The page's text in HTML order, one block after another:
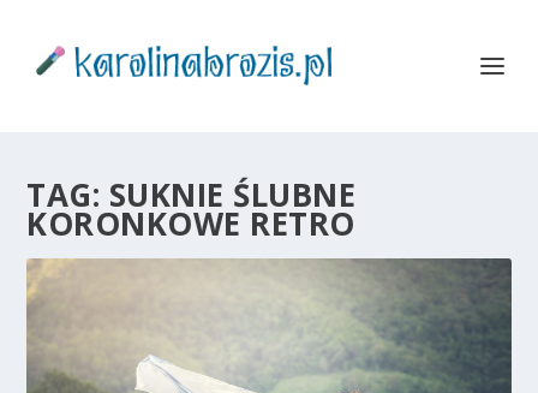
TAG: SUKNIE ŚLUBNE
KORONKOWE RETRO